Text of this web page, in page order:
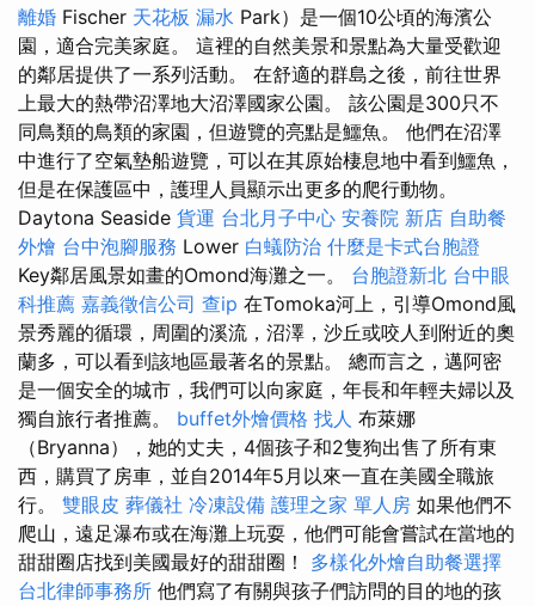
離婚 Fischer 天花板 漏水 Park）是一個10公頃的海濱公
園，適合完美家庭。 這裡的自然美景和景點為大量受歡迎
的鄰居提供了一系列活動。 在舒適的群島之後，前往世界
上最大的熱帶沼澤地大沼澤國家公園。 該公園是300只不
同鳥類的鳥類的家園，但遊覽的亮點是鱷魚。 他們在沼澤
中進行了空氣墊船遊覽，可以在其原始棲息地中看到鱷魚，
但是在保護區中，護理人員顯示出更多的爬行動物。
Daytona Seaside 貨運 台北月子中心 安養院 新店 自助餐
外燴 台中泡腳服務 Lower 白蟻防治 什麼是卡式台胞證
Key鄰居風景如畫的Omond海灘之一。 台胞證新北 台中眼
科推薦 嘉義徵信公司 查ip 在Tomoka河上，引導Omond風
景秀麗的循環，周圍的溪流，沼澤，沙丘或咬人到附近的奧
蘭多，可以看到該地區最著名的景點。 總而言之，邁阿密
是一個安全的城市，我們可以向家庭，年長和年輕夫婦以及
獨自旅行者推薦。 buffet外燴價格 找人 布萊娜
（Bryanna），她的丈夫，4個孩子和2隻狗出售了所有東
西，購買了房車，並自2014年5月以來一直在美國全職旅
行。 雙眼皮 葬儀社 冷凍設備 護理之家 單人房 如果他們不
爬山，遠足瀑布或在海灘上玩耍，他們可能會嘗試在當地的
甜甜圈店找到美國最好的甜甜圈！ 多樣化外燴自助餐選擇
台北律師事務所 他們寫了有關與孩子們訪問的目的地的孩